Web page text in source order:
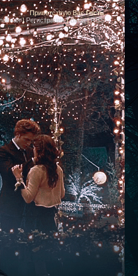
Приветствую Вас Гость
|Регистрация|Вход|RSS